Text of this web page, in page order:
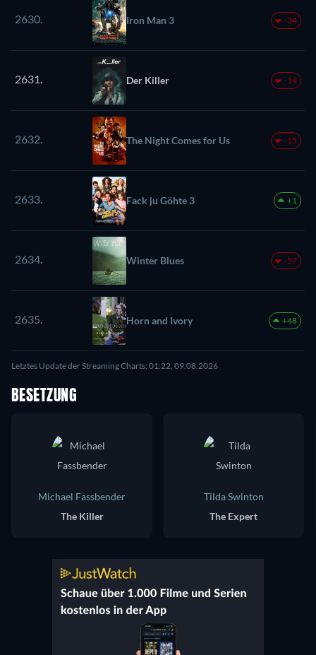
2630. Iron Man 3 -34
2631. Der Killer -14
2632. The Night Comes for Us -15
2633. Fack ju Göhte 3 +1
2634. Winter Blues -57
2635. Horn and Ivory +48
Letztes Update der Streaming Charts: 01:22, 09.08.2026
BESETZUNG
Michael Fassbender
The Killer
Tilda Swinton
The Expert